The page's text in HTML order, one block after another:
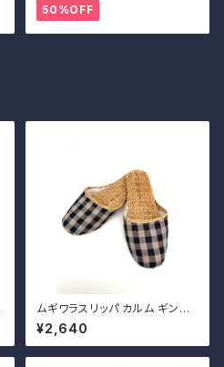
50%OFF
ムギワラスリッパ カルム ギンガ
ム チェック
¥2,640